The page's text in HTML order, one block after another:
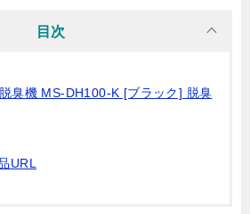
目次
臭機 MS-DH100-K [ブラック] 脱臭
URL